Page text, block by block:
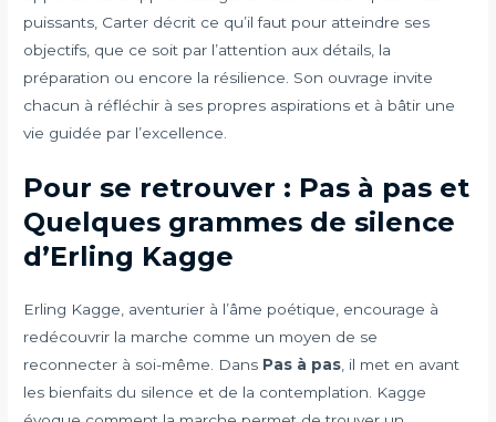
puissants, Carter décrit ce qu’il faut pour atteindre ses
objectifs, que ce soit par l’attention aux détails, la
préparation ou encore la résilience. Son ouvrage invite
chacun à réfléchir à ses propres aspirations et à bâtir une
vie guidée par l’excellence.
Pour se retrouver : Pas à pas et
Quelques grammes de silence
d’Erling Kagge
Erling Kagge, aventurier à l’âme poétique, encourage à
redécouvrir la marche comme un moyen de se
reconnecter à soi-même. Dans Pas à pas, il met en avant
les bienfaits du silence et de la contemplation. Kagge